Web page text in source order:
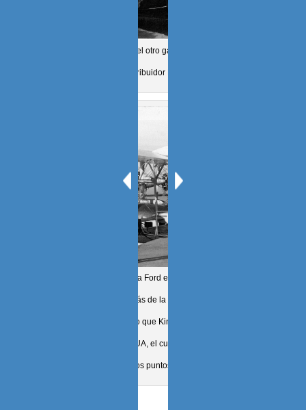
Con Luis Villegas Febres el otro ganador del concurso de
ventas, en un distribuidor Ford en Detroit.
Con un americano de la Ford en Kingston, Jamaica
(escrito por mi padre detrás de la foto), esperando tomar
un hidroavión. Supongo que Kingston fue una de las
escalas en el viaje a EUA, el cual se hacía haciendo
escalas en distintos puntos del Caribe. e.